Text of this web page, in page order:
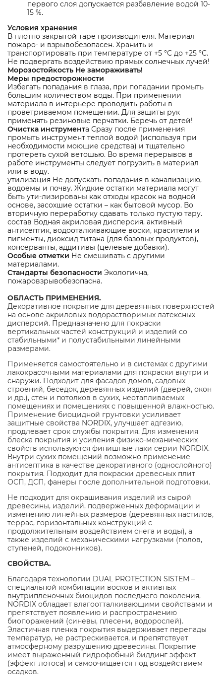
первого слоя допускается разбавление водой 10-
15 %.
Условия хранения
В плотно закрытой таре производителя. Материал
пожаро- и взрывобезопасен. Хранить и
транспортировать при температуре от +5 °С до +25 °С.
Не подвергать воздействию прямых солнечных лучей!
Морозостойкость Не замораживать!
Меры предосторожности
Избегать попадания в глаза, при попадании промыть
большим количеством воды. При применении
материала в интерьере проводить работы в
проветриваемом помещении. Для защиты рук
применять резиновые перчатки. Беречь от детей!
Очистка инструмента Сразу после применения
промыть инструмент теплой водой (используя при
необходимости моющие средства) и тщательно
протереть сухой ветошью. Во время перерывов в
работе инструменты следует погрузить в материал
или в воду.
утилизация Не допускать попадания в канализацию,
водоемы и почву. Жидкие остатки материала могут
быть ути-лизированы как отходы красок на водной
основе, засохшие остатки – как бытовой мусор. Во
вторичную переработку сдавать только пустую тару.
состав Водная акриловая дисперсия, активный
антисептик, водооталкивающие воски, красители и
пигменты, диоксид титана (для базовых продуктов),
консерванты, аддитивы (целевые добавки).
Особые отметки Не смешивать с другими
материалами.
Стандарты безопасности Экологична,
пожаровзрывобезопасна.
ОБЛАСТЬ ПРИМЕНЕНИЯ.
Декоративное покрытие для деревянных поверхностей
на основе акриловых водорастворимых латексных
дисперсий. Предназначено для покраски
вертикальных частей конструкций и изделий со
стабильными* и полустабильными линейными
размерами.
Применяется самостоятельно и в системах с другими
лакокрасочными материалами для покраски внутри и
снаружи. Подходит для фасадов домов, садовых
строений, беседок, деревянных изделий (дверей, окон
и др.), стен и потолков в сухих, неотапливаемых
помещениях и помещениях с повышенной влажностью.
Применение биоцидной грунтовки усиливает
защитные свойства NORDIX, улучшает адгезию,
продлевает срок службы покрытия. Для изменения
блеска покрытия и усиления физико-механических
свойств используются финишные лаки серии NORDIX.
Внутри сухих помещений возможно применение
антисептика в качестве декоративного (однослойного)
покрытия. Подходит для покраски древесных плит
ОСП, ДСП, фанеры после дополнительной подготовки.
Не подходит для окрашивания изделий из сырой
древесины, изделий, подверженных деформации и
изменению линейных размеров (деревянных настилов,
террас, горизонтальных конструкций с
продолжительным воздействием снега и воды), а
также изделий с механическими нагрузками (полов,
ступеней, подоконников).
СВОЙСТВА.
Благодаря технологии DUAL PROTECTION SISTEM –
специальной комбинации восков и активных
внутриплёночных биоцидов последнего поколения,
NORDIX обладает влагоотталкивающими свойствами и
препятствует появлению и распространению
биопоражений (синевы, плесени, водорослей).
Эластичная пленка покрытия выдерживает перепады
температур, не растрескивается, и препятствует
атмосферному разрушению древесины. Покрытие
имеет выраженный гидрофобный биддинг эффект
(эффект лотоса) и самоочищается под воздействием
осадков.